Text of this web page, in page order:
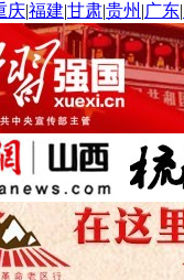
庆|福建|甘肃|贵州 |广东|